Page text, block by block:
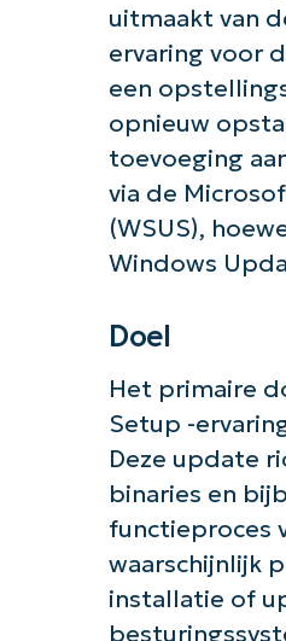
uitmaakt van
ervaring voor
een
opnieuw
toevoeging
via de
(WSUS),
Windows
Doel
Het primaire
Setup -
Deze update
binaries en
functieproces
waarschijnlijk
installatie of